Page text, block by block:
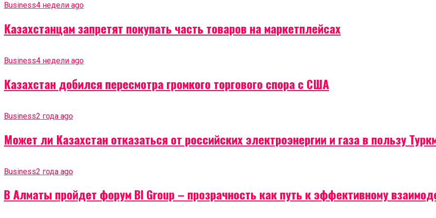
Business4 недели ago
Казахстанцам запретят покупать часть товаров на маркетплейсах
Business4 недели ago
Казахстан добился пересмотра громкого торгового спора с США
Business2 года ago
Может ли Казахстан отказаться от российских электроэнергии и газа в пользу
Business2 года ago
В Алматы пройдет форум BI Group – прозрачность как путь к эффективному